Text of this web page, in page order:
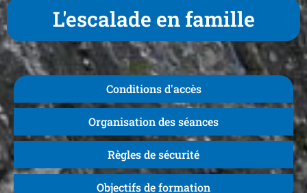
L'escalade en famille
Conditions d'accès
Organisation des séances
Règles de sécurité
Objectifs de formation